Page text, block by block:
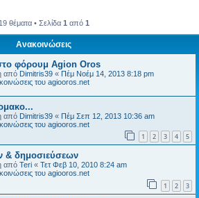
19 θέματα • Σελίδα 1 από 1
Ανακοινώσεις
φόρουμ Agion Oros
από Dimitris39 « Πέμ Νοέμ 14, 2013 8:18 pm
του agiooros.net
από Dimitris39 « Πέμ Σεπ 12, 2013 10:36 am
του agiooros.net
1 2 3 4 5
& δημοσιεύσεων
από Teri « Τετ Φεβ 10, 2010 8:24 am
του agiooros.net
1 2 3